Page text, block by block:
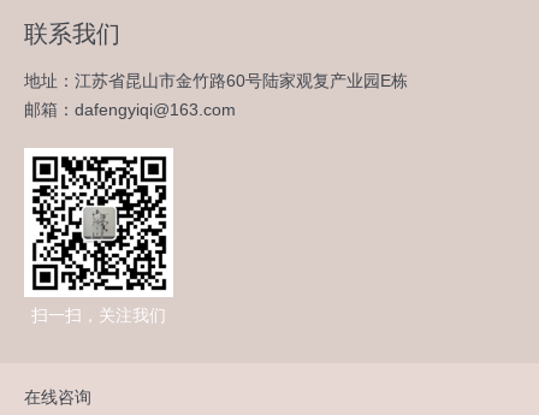
联系我们
地址：江苏省昆山市金竹路60号陆家观复产业园E栋
邮箱：dafengyiqi@163.com
扫一扫，关注我们
在线咨询